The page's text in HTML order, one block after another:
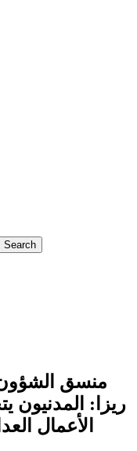
منسق الشؤون
ريزا: المدنيون
الأعمال